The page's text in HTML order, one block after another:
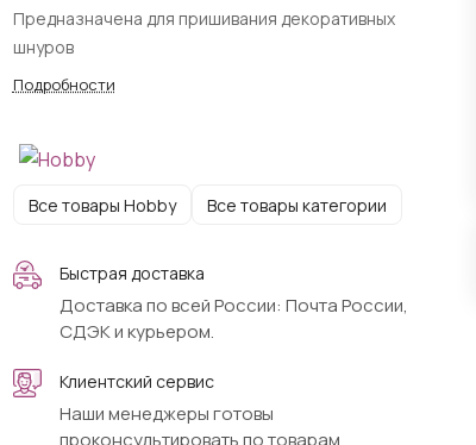
Предназначена для пришивания декоративных
шнуров
Подробности
Все товары Hobby Все товары категории
Быстрая доставка
Доставка по всей России: Почта России,
СДЭК и курьером.
Клиентский сервис
Наши менеджеры готовы
проконсультировать по товарам